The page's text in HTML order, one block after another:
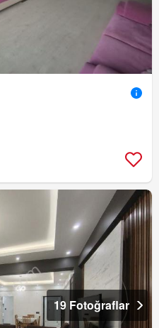
19 Fotoğraflar